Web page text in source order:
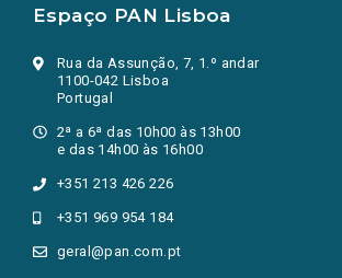
Espaço PAN Lisboa
Rua da Assunção, 7, 1.º andar
1100-042 Lisboa
Portugal
2ª a 6ª das 10h00 às 13h00
e das 14h00 às 16h00
+351 213 426 226
+351 969 954 184
geral@pan.com.pt